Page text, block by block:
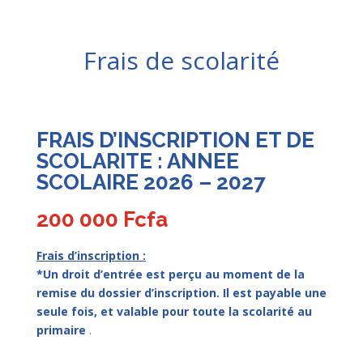
Frais de scolarité
FRAIS D’INSCRIPTION ET DE
SCOLARITE : ANNEE
SCOLAIRE 2026 – 2027
200 000 Fcfa
Frais d’inscription :
*Un droit d’entrée est perçu au moment de la
remise du dossier d’inscription. Il est payable une
seule fois, et valable pour toute la scolarité au
primaire .